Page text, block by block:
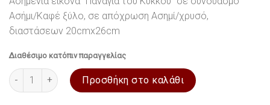
Ασήμι/Καφέ ξύλο, σε απόχρωση Ασημί/χρυσό,
διαστάσεων 20cmx26cm
Διαθέσιμο κατόπιν παραγγελίας
Εικόνα ασημένια Παναγία του Κύκκου 20x26cm ποσότητα
Προσθήκη στο καλάθι